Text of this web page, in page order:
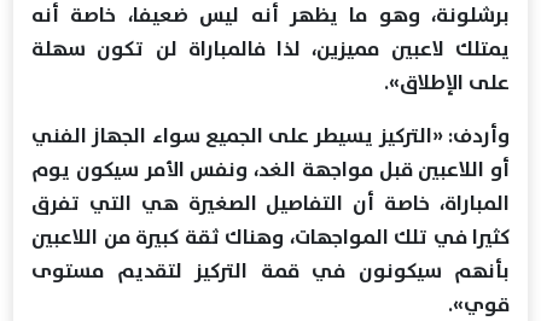
برشلونة، وهو ما يظهر أنه ليس ضعيفا، خاصة أنه
يمتلك لاعبين مميزين، لذا فالمباراة لن تكون سهلة
على الإطلاق».
وأردف: «التركيز يسيطر على الجميع سواء الجهاز الفني
أو اللاعبين قبل مواجهة الغد، ونفس الأمر سيكون يوم
المباراة، خاصة أن التفاصيل الصغيرة هي التي تفرق
كثيرا في تلك المواجهات، وهناك ثقة كبيرة من اللاعبين
بأنهم سيكونون في قمة التركيز لتقديم مستوى
قوي».